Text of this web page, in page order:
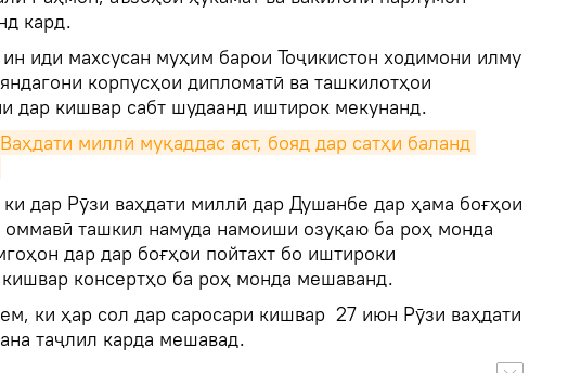
кард.
иди махсусан муҳим барои Тоҷикистон ходимони илму
корпусҳои дипломатӣ ва ташкилотҳои
дар кишвар сабт шудаанд иштирок мекунанд.
миллӣ муқаддас аст, бояд дар сатҳи баланд
дар Рӯзи ваҳдати миллӣ дар Душанбе дар ҳама боғҳои
оммавӣ ташкил намуда намоиши озуқаю ба роҳ монда
дар дар боғҳои пойтахт бо иштироки
кишвар консертҳо ба роҳ монда мешаванд.
ки ҳар сол дар саросари кишвар 27 июн Рӯзи ваҳдати
таҷлил карда мешавад.